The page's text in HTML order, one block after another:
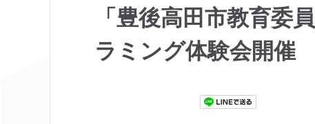
「豊後高田市教育委
ラミング体験会開催